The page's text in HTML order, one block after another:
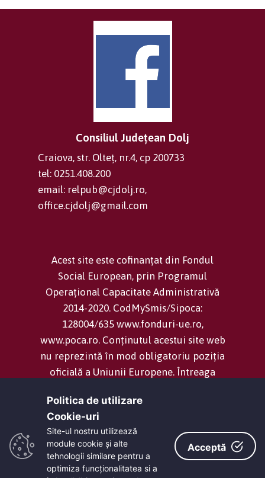
Consiliul Județean Dolj
Craiova, str. Olteț, nr.4, cp 200733
tel: 0251.408.200
email: relpub@cjdolj.ro,
office.cjdolj@gmail.com
Acest site este cofinanțat din Fondul
Social European, prin Programul
Operațional Capacitate Administrativă
2014-2020. CodMySmis/Sipoca:
128004/635 www.fonduri-ue.ro,
www.poca.ro. Conținutul acestui site web
nu reprezintă în mod obligatoriu poziția
oficială a Uniunii Europene. Întreaga
coerenței informațiilor prezentate revine
inițiatorilor site-ului web.
Consiliul Județean Dolj -
Politica de utilizare
Cookie-uri‎
Site-ul nostru utilizează
module cookie și alte
tehnologii similare pentru a
optimiza funcţionalitatea si a
Acceptă